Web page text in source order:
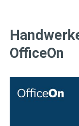
OfficeOn